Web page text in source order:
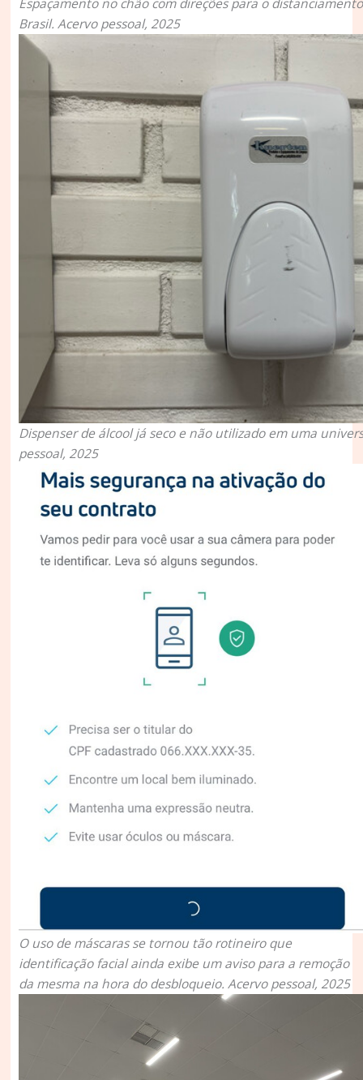
Brasil. Acervo pessoal, 2025
Dispenser de álcool já seco e não utilizado em uma
pessoal, 2025
O uso de máscaras se tornou tão rotineiro que
identificação facial ainda exibe um aviso para a remoção
da mesma na hora do desbloqueio. Acervo pessoal, 2025